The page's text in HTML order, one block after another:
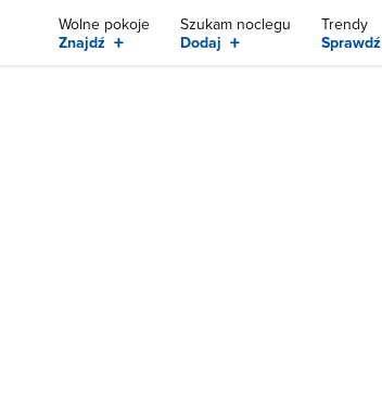
Wolne pokoje
Znajdź +
Szukam noclegu
Dodaj +
Trendy
Sprawdź